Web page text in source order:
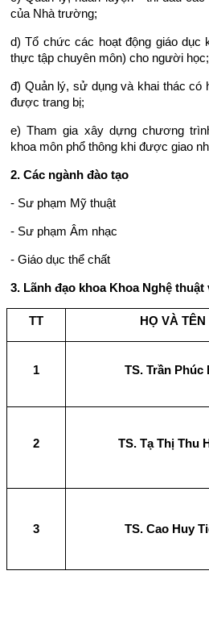
của Nhà trường;
d) Tổ chức các hoạt động giáo dục
thực tập chuyên môn) cho người học;
đ) Quản lý, sử dụng và khai thác có
được trang bị;
e) Tham gia xây dựng chương
khoa môn phổ thông khi được giao
2. Các ngành đào tạo
- Sư phạm Mỹ thuật
- Sư phạm Âm nhạc
- Giáo dục thể chất
3. Lãnh đạo khoa Khoa Nghệ thuật
TT HỌ VÀ TÊN
1 TS. Trần Phúc
2 TS. Tạ Thị Thu
3 TS. Cao Huy